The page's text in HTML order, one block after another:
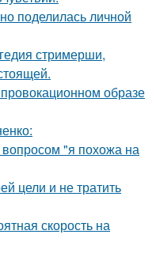
поделилась личной
стримерши,
образе
"я похожа на
цели и не тратить
скорость на